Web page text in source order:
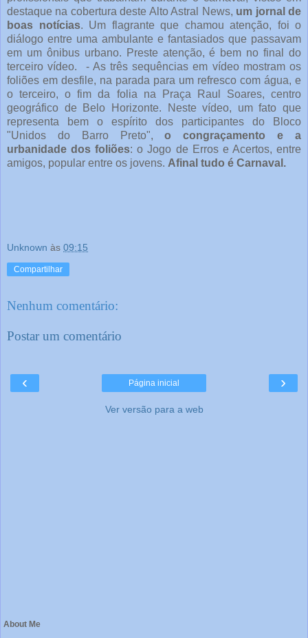
destaque na cobertura deste Alto Astral News, um jornal de
boas notícias. Um flagrante que chamou atenção, foi o
diálogo entre uma ambulante e fantasiados que passavam
em um ônibus urbano. Preste atenção, é bem no final do
terceiro vídeo. - As três sequências em vídeo mostram os
foliões em desfile, na parada para um refresco com água, e
o terceiro, o fim da folia na Praça Raul Soares, centro
geográfico de Belo Horizonte. Neste vídeo, um fato que
representa bem o espírito dos participantes do Bloco
"Unidos do Barro Preto",o congraçamento e a
urbanidade dos foliões: o Jogo de Erros e Acertos, entre
amigos, popular entre os jovens. Afinal tudo é Carnaval.
Unknown às 09:15
Compartilhar
Nenhum comentário:
Postar um comentário
‹ ›
Página inicial
Ver versão para a web
About Me